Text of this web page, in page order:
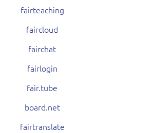
fairteaching
faircloud
fairchat
fairlogin
fair.tube
board.net
fairtranslate